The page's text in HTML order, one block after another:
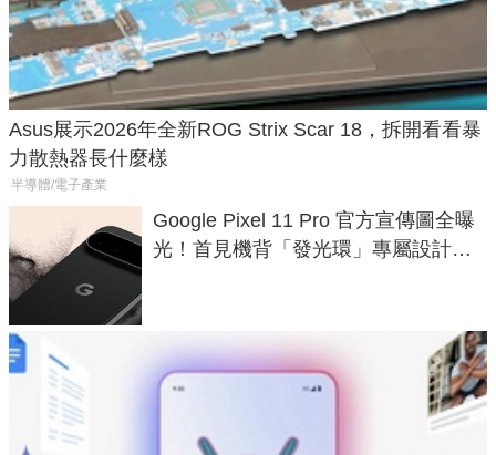
Asus展示2026年全新ROG Strix Scar 18，拆開看看暴
力散熱器長什麼樣
半導體/電子產業
Google Pixel 11 Pro 官方宣傳圖全曝
光！首見機背「發光環」專屬設計、